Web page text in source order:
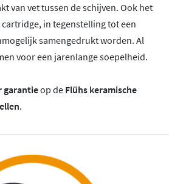
van vet tussen de schijven. Ook het
in tegenstelling tot een
samengedrukt worden. Al
voor een jarenlange soepelheid.
garantieop de Flühs keramische
.